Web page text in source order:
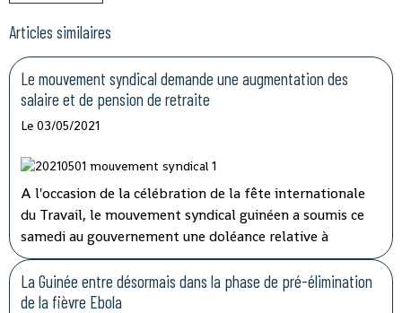
Articles similaires
Le mouvement syndical demande une augmentation des
salaire et de pension de retraite
Le 03/05/2021
A l'occasion de la célébration de la fête internationale
du Travail, le mouvement syndical guinéen a soumis ce
samedi au gouvernement une doléance relative à
l'augmentation de salaire et de pension de retraite.
La Guinée entre désormais dans la phase de pré-élimination
de la fièvre Ebola